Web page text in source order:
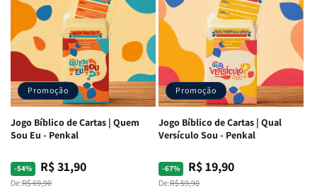
Full
Color
Brochura
Rei
Leão
Full
Color
|
Brochura
|
Rei
Leão
Capa
Dura
Harpa
|
-
Cruz
Laranja
|
Capa
Dura
Harpa
|
-
Cruz
Laranja
Promoção
Jogo Bíblico de Cartas | Quem
Sou Eu - Penkal
-54%
Preço
De:R$ 69,90
PreçoR$ 31,90
Promoção
Jogo Bíblico de Cartas | Qual
Versículo Sou - Penkal
-67%
Preço
De:R$ 59,90
PreçoR$ 19,90